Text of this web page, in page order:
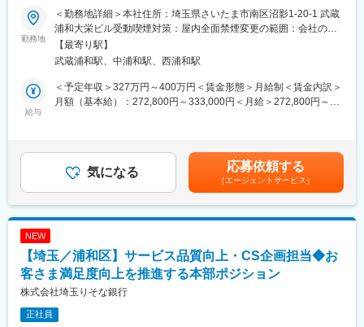
■業務内容
・銀行事務全般や相続事務を取り扱う部署で、営業店からの伝送
データ、または送付される書類に基づき、所定の事務を実施しま
す。
・一部、お客さまに電話でお話しして手続内容を確認のうえ、実
施する事務があります。
・また、お客さまから送付される書類に基づき、所定の事務を実
※専用端末を使用したり、秘匿性の高い情報（戸籍）を取り扱う業
務であるため、テレワークではなく出社しています。
※現在は紙での作業が多いですが、部署全体でデジタル化を進めて
平均日数17.3日
変更の範囲：すべての業務
☆オススメポイント☆
◎直近でもdoda経由で入社して活躍されている方がいます！
◎営業未経験でも積極採用！経験も重要ですが、お人柄を最も重
視して採用します！
◎遠方にお住みの方は全てオンライン面接で選考！
◎平均勤続年数10年以上、転勤なし、残業平均月10時間以内、年
間休日128日で長期で働きやすい環境が整備！
◎アフラック代理店の中でも全国トップクラスの契約数であり、
官公庁や医師会、大手企業とのお付き合いもあります。
■業務詳細
・ライフステージに合わせて、必要な保障のご提案
・団体／法人への福利厚生としての保険のご提案
勤務地
＜勤務地詳細＞本社住所：埼玉県さいたま市南区沼影1-20-1 武蔵
浦和大栄ビル受動喫煙対策：屋内全面禁煙変更の範囲：会社の定
める事業所
【最寄り駅】
武蔵浦和駅、中浦和駅、西浦和駅
給与
＜予定年収＞327万円～400万円＜賃金形態＞月給制＜賃金内訳＞
月額（基本給）：272,800円～333,000円＜月給＞272,800円～
月の営業成績により変動2年目から前年度評価に応じた基本固定給
となる賃金はあくまでも目安の金額であり、選考を通じて上下す
る可能性があります。月給(月額)は固定手当を含めた表記です。
気になる 応募依頼する
（エージェントサービス）
NEW
【埼玉／浦和区】サービス品質向上・CS企画担当◆お
客さま満足度向上を推進する本部ポジション
株式会社埼玉りそな銀行
正社員